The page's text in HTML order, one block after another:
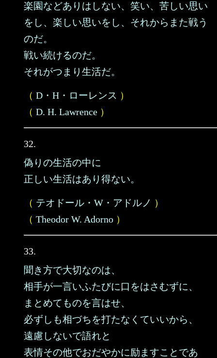
楽園などありはしない、笑い、苦しい思い
をし、楽しい思いをし、それからまた戦う
のだ。
戦い続けるのだ。
それがつまり生活だ。
（ D・H・ローレンス ）
（ D. H. Lawrence ）
32.
偽りの生活の中に
正しい生活はあり得ない。
（ テオドール・W・アドルノ ）
（ Theodor W. Adorno ）
33.
聞き方で大切なのは、
相手が一言いふたびに口をはさむずに、
まとめてものを言はせ、
必ずしも相づちを打たなくていいから、
遠慮しないで語れと
表情その他でおだやかに励ますことであ